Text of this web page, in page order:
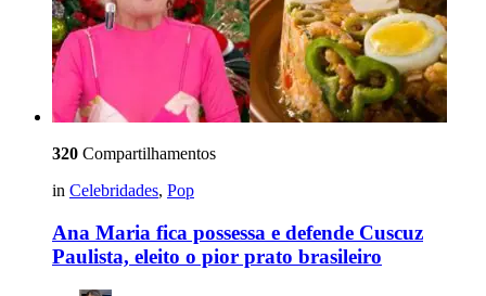
320 Compartilhamentos
in Celebridades, Pop
Ana Maria fica possessa e defende Cuscuz
Paulista, eleito o pior prato brasileiro